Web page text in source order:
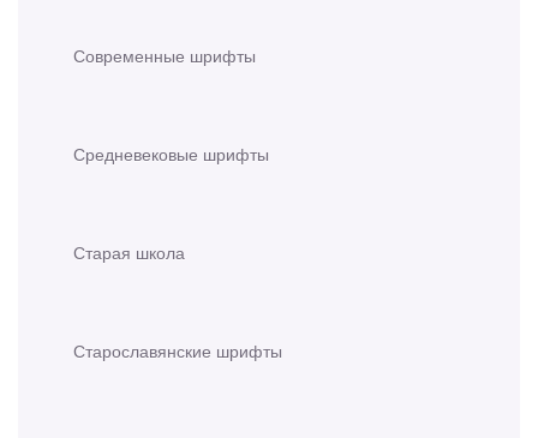
Современные шрифты
Средневековые шрифты
Старая школа
Старославянские шрифты